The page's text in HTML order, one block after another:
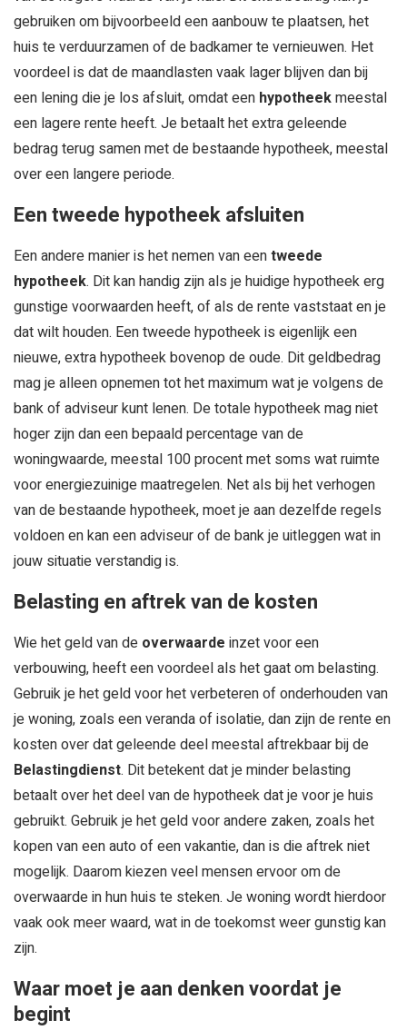
gebruiken om bijvoorbeeld een aanbouw te plaatsen, het
huis te verduurzamen of de badkamer te vernieuwen. Het
voordeel is dat de maandlasten vaak lager blijven dan bij
een lening die je los afsluit, omdat een hypotheekmeestal
een lagere rente heeft. Je betaalt het extra geleende
bedrag terug samen met de bestaande hypotheek, meestal
over een langere periode.
Een tweede hypotheek afsluiten
Een andere manier is het nemen van eentweede
hypotheek. Dit kan handig zijn als je huidige hypotheek erg
gunstige voorwaarden heeft, of als de rente vaststaat en je
dat wilt houden. Een tweede hypotheek is eigenlijk een
nieuwe, extra hypotheek bovenop de oude. Dit geldbedrag
mag je alleen opnemen tot het maximum wat je volgens de
bank of adviseur kunt lenen. De totale hypotheek mag niet
hoger zijn dan een bepaald percentage van de
woningwaarde, meestal 100 procent met soms wat ruimte
voor energiezuinige maatregelen. Net als bij het verhogen
van de bestaande hypotheek, moet je aan dezelfde regels
voldoen en kan een adviseur of de bank je uitleggen wat in
jouw situatie verstandig is.
Belasting en aftrek van de kosten
Wie het geld van de overwaarde inzet voor een
verbouwing, heeft een voordeel als het gaat om belasting.
Gebruik je het geld voor het verbeteren of onderhouden van
je woning, zoals een veranda of isolatie, dan zijn de rente en
kosten over dat geleende deel meestal aftrekbaar bij de
Belastingdienst. Dit betekent dat je minder belasting
betaalt over het deel van de hypotheek dat je voor je huis
gebruikt. Gebruik je het geld voor andere zaken, zoals het
kopen van een auto of een vakantie, dan is die aftrek niet
mogelijk. Daarom kiezen veel mensen ervoor om de
overwaarde in hun huis te steken. Je woning wordt hierdoor
vaak ook meer waard, wat in de toekomst weer gunstig kan
zijn.
Waar moet je aan denken voordat je
begint